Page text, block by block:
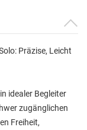
Präzise, Leicht
idealer Begleiter
zugänglichen
Freiheit,